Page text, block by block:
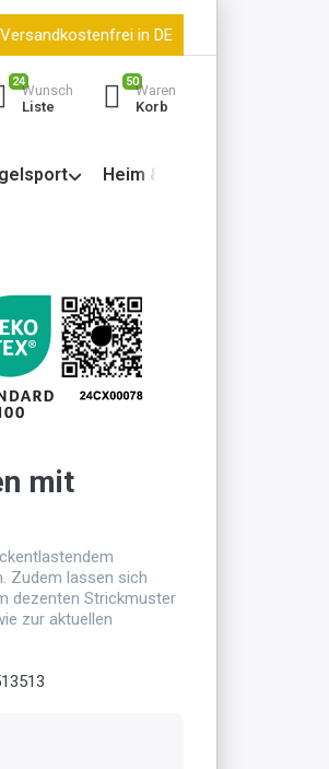
Versandkostenfrei in DE
24
Wunsch
Liste
50
Waren
Korb
Heim & Garten
mit
Zudem lassen sich
dezenten Strickmuster
zur aktuellen